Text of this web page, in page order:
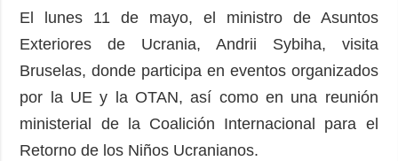
El lunes 11 de mayo, el ministro de Asuntos
Exteriores de Ucrania, Andrii Sybiha, visita
Bruselas, donde participa en eventos organizados
por la UE y la OTAN, así como en una reunión
ministerial de la Coalición Internacional para el
Retorno de los Niños Ucranianos.